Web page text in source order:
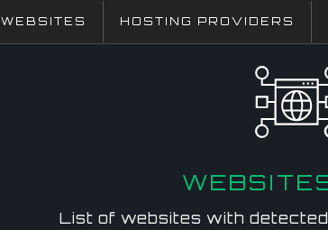
WEBSITES HOSTING PROVIDERS
List of websites with